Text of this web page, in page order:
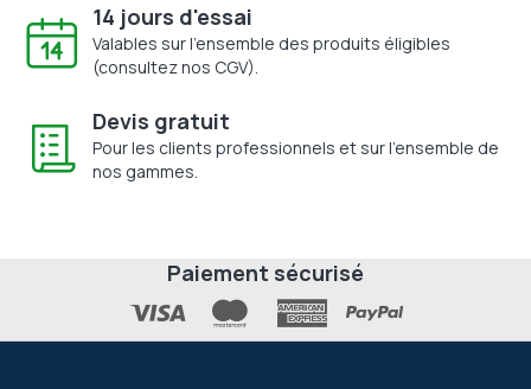
14 jours d'essai
Valables sur l'ensemble des produits éligibles
(consultez nos CGV).
Devis gratuit
Pour les clients professionnels et sur l'ensemble de
nos gammes.
Paiement sécurisé